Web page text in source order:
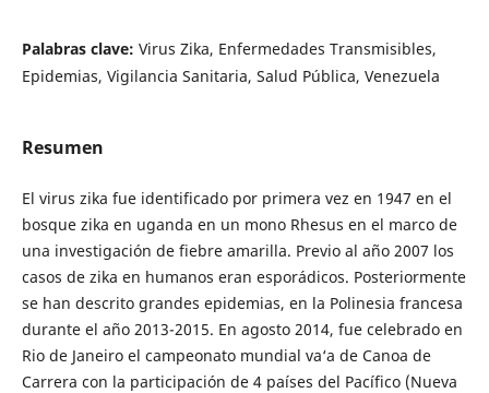
Palabras clave: Virus Zika, Enfermedades Transmisibles,
Epidemias, Vigilancia Sanitaria, Salud Pública, Venezuela
Resumen
El virus zika fue identificado por primera vez en 1947 en el
bosque zika en uganda en un mono Rhesus en el marco de
una investigación de fiebre amarilla. Previo al año 2007 los
casos de zika en humanos eran esporádicos. Posteriormente
se han descrito grandes epidemias, en la Polinesia francesa
durante el año 2013-2015. En agosto 2014, fue celebrado en
Rio de Janeiro el campeonato mundial va‘a de Canoa de
Carrera con la participación de 4 países del Pacífico (Nueva